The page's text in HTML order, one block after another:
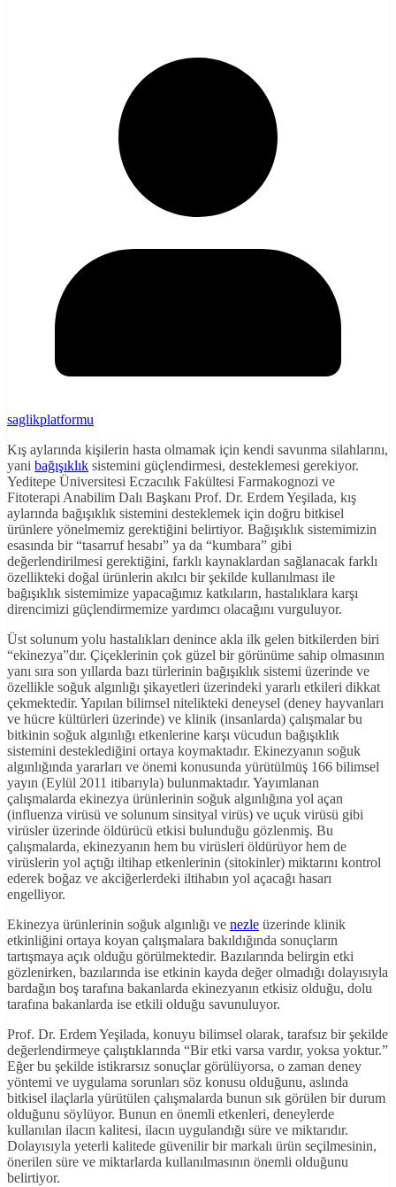
saglikplatformu
Kış aylarında kişilerin hasta olmamak için kendi savunma silahlarını,
yani bağışıklık sistemini güçlendirmesi, desteklemesi gerekiyor.
Yeditepe Üniversitesi Eczacılık Fakültesi Farmakognozi ve
Fitoterapi Anabilim Dalı Başkanı Prof. Dr. Erdem Yeşilada, kış
aylarında bağışıklık sistemini desteklemek için doğru bitkisel
ürünlere yönelmemiz gerektiğini belirtiyor. Bağışıklık sistemimizin
esasında bir “tasarruf hesabı” ya da “kumbara” gibi
değerlendirilmesi gerektiğini, farklı kaynaklardan sağlanacak farklı
özellikteki doğal ürünlerin akılcı bir şekilde kullanılması ile
bağışıklık sistemimize yapacağımız katkıların, hastalıklara karşı
direncimizi güçlendirmemize yardımcı olacağını vurguluyor.
Üst solunum yolu hastalıkları denince akla ilk gelen bitkilerden biri
“ekinezya”dır. Çiçeklerinin çok güzel bir görünüme sahip olmasının
yanı sıra son yıllarda bazı türlerinin bağışıklık sistemi üzerinde ve
özellikle soğuk algınlığı şikayetleri üzerindeki yararlı etkileri dikkat
çekmektedir. Yapılan bilimsel nitelikteki deneysel (deney hayvanları
ve hücre kültürleri üzerinde) ve klinik (insanlarda) çalışmalar bu
bitkinin soğuk algınlığı etkenlerine karşı vücudun bağışıklık
sistemini desteklediğini ortaya koymaktadır. Ekinezyanın soğuk
algınlığında yararları ve önemi konusunda yürütülmüş 166 bilimsel
yayın (Eylül 2011 itibarıyla) bulunmaktadır. Yayımlanan
çalışmalarda ekinezya ürünlerinin soğuk algınlığına yol açan
(influenza virüsü ve solunum sinsityal virüs) ve uçuk virüsü gibi
virüsler üzerinde öldürücü etkisi bulunduğu gözlenmiş. Bu
çalışmalarda, ekinezyanın hem bu virüsleri öldürüyor hem de
virüslerin yol açtığı iltihap etkenlerinin (sitokinler) miktarını kontrol
ederek boğaz ve akciğerlerdeki iltihabın yol açacağı hasarı
engelliyor.
Ekinezya ürünlerinin soğuk algınlığı ve nezle üzerinde klinik
etkinliğini ortaya koyan çalışmalara bakıldığında sonuçların
tartışmaya açık olduğu görülmektedir. Bazılarında belirgin etki
gözlenirken, bazılarında ise etkinin kayda değer olmadığı dolayısıyla
bardağın boş tarafına bakanlarda ekinezyanın etkisiz olduğu, dolu
tarafına bakanlarda ise etkili olduğu savunuluyor.
Prof. Dr. Erdem Yeşilada, konuyu bilimsel olarak, tarafsız bir şekilde
değerlendirmeye çalıştıklarında “Bir etki varsa vardır, yoksa yoktur.”
Eğer bu şekilde istikrarsız sonuçlar görülüyorsa, o zaman deney
yöntemi ve uygulama sorunları söz konusu olduğunu, aslında
bitkisel ilaçlarla yürütülen çalışmalarda bunun sık görülen bir durum
olduğunu söylüyor. Bunun en önemli etkenleri, deneylerde
kullanılan ilacın kalitesi, ilacın uygulandığı süre ve miktarıdır.
Dolayısıyla yeterli kalitede güvenilir bir markalı ürün seçilmesinin,
önerilen süre ve miktarlarda kullanılmasının önemli olduğunu
belirtiyor.